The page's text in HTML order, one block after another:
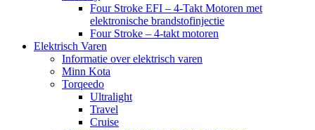
Four Stroke EFI – 4-Takt Motoren met
elektronische brandstofinjectie
Four Stroke – 4-takt motoren
Elektrisch Varen
Informatie over elektrisch varen
Minn Kota
Torqeedo
Ultralight
Travel
Cruise